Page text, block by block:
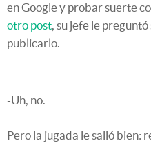
en Google y probar suerte
otro post, su jefe le
publicarlo.
-Uh, no.
Pero la jugada le salió bien: